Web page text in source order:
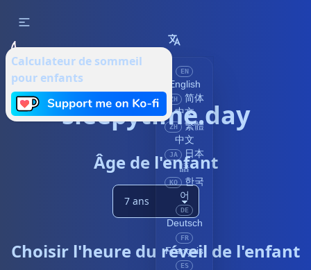
Calculateur de sommeil
pour enfants
EN
English
ZH
简体
中文
ZH
繁體
中文
JA
日本
語
KO
한국
어
DE
Deutsch
FR
Français
ES
sleepytime.day
Âge de l'enfant
Choisir l'heure du réveil de l'enfant